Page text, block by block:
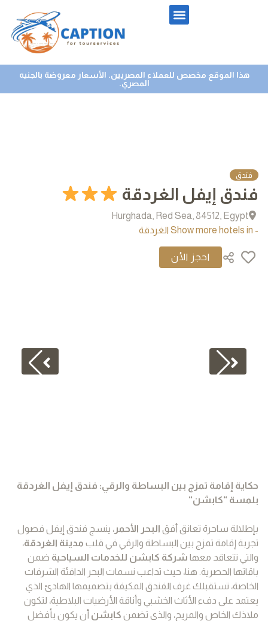
هذا الموقع مخصص للعملاء المصريين. الأسعار معروضة بالجنيه
المصري.
فندق
فندق إيفل الغردقة
Hurghada, Red Sea, 84512, Egypt
- Show more hotels in الغردقة
حكاية إقامة تمزج بين البساطة والرقي: فندق إيفل الغردقة
بلمسة “كابشن“
بإطلالة ساحرة تعانق أفق البحر الأحمر ، ينسج فندق إيفل فصول
تجربة إقامة تمزج بين البساطة والرقي في قلب مدينة الغردقة،
والتي تتعاقد معها شركة كابشن للخدمات السياحية ضمن
باقاتها الحصرية. هنا، حيث تداعب نسمات البحر الدافئة الشرفات
الخاصة، تستقبلك غرف الفندق المكيفة بتصميمها الهادئ الذي
يعتمد على دفء الأثاث الخشبي وأناقة الأرضيات البلاطية، لتكون
ملاذك الخاص والمريح، والذي تضمن كابشن أن يكون بأفضل